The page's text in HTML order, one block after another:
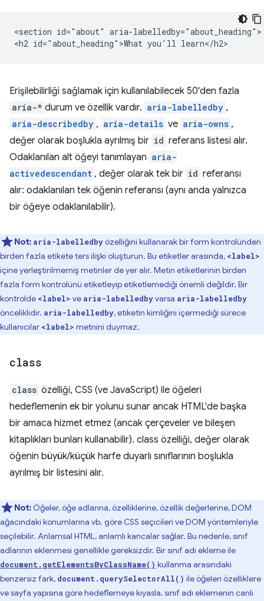
<section id="about" aria-labelledby="about_heading">
Erişilebilirliği sağlamak için kullanılabilecek 50'den fazla
aria-* durum ve özellik vardır. aria-labelledby ,
aria-describedby , aria-details ve aria-owns ,
değer olarak boşlukla ayrılmış bir id referans listesi alır.
Odaklanılan alt öğeyi tanımlayan aria-
activedescendant , değer olarak tek bir id referansı
alır: odaklanılan tek öğenin referansı (aynı anda yalnızca
bir öğeye odaklanılabilir).
Not: aria-labelledbyözelliğini kullanarak bir form kontrolünden
birden fazla etikete ters ilişki oluşturun. Bu etiketler arasında, <label>
içine yerleştirilmemiş metinler de yer alır. Metin etiketlerinin birden
fazla form kontrolünü etiketleyip etiketlemediği önemli değildir. Bir
kontrolde <label> ve aria-labelledbyvarsa aria-labelledby
önceliklidir. aria-labelledby, etiketin kimliğini içermediği sürece
kullanıcılar <label> metnini duymaz.
class
class özelliği, CSS (ve JavaScript) ile öğeleri
hedeflemenin ek bir yolunu sunar ancak HTML'de başka
bir amaca hizmet etmez (ancak çerçeveler ve bileşen
kitaplıkları bunları kullanabilir). class özelliği, değer olarak
öğenin büyük/küçük harfe duyarlı sınıflarının boşlukla
ayrılmış bir listesini alır.
Not: Öğeler, öğe adlarına, özelliklerine, özellik değerlerine, DOM
ağacındaki konumlarına vb. göre CSS seçicileri ve DOM yöntemleriyle
seçilebilir. Anlamsal HTML, anlamlı kancalar sağlar. Bu nedenle, sınıf
adlarının eklenmesi genellikle gereksizdir. Bir sınıf adı ekleme ile
document.getElementsByClassName() kullanma arasındaki
benzersiz fark, document.querySelectorAll() ile öğeleri özelliklere
ve sayfa yapısına göre hedeflemeye kıyasla, sınıf adı eklemenin canlı